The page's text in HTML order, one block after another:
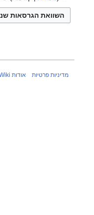
2020
מדיניות פרטיות אודות Math-Wiki